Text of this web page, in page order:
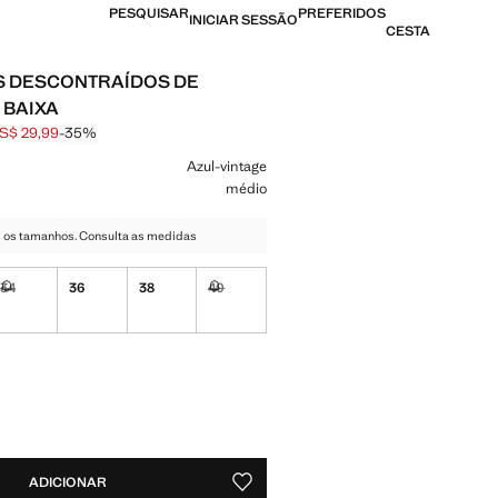
PESQUISARINICIAR SESSÃOPREFERIDOS
CESTA
DESCONTRAÍDOS DE
[US$ 45,99 ]
29,99 ]
29,99-35%
cor
Azul-vintage
médio
tamanhos. Consulta as medidas
Quero!
34
Não disponível. Quero!
36 38 40
ADICIONAR GUARDAR NOS ARTIGOS PREFERIDOS